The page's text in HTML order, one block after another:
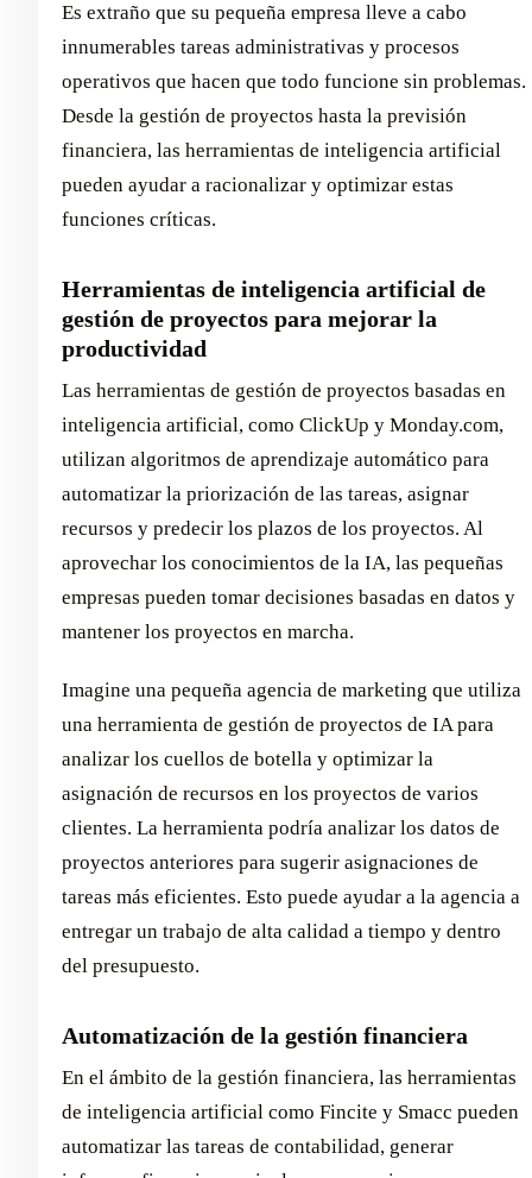
Es extraño que su pequeña empresa lleve a cabo
innumerables tareas administrativas y procesos
operativos que hacen que todo funcione sin problemas.
Desde la gestión de proyectos hasta la previsión
financiera, las herramientas de inteligencia artificial
pueden ayudar a racionalizar y optimizar estas
funciones críticas.
Herramientas de inteligencia artificial de
gestión de proyectos para mejorar la
productividad
Las herramientas de gestión de proyectos basadas en
inteligencia artificial, como ClickUp y Monday.com,
utilizan algoritmos de aprendizaje automático para
automatizar la priorización de las tareas, asignar
recursos y predecir los plazos de los proyectos. Al
aprovechar los conocimientos de la IA, las pequeñas
empresas pueden tomar decisiones basadas en datos y
mantener los proyectos en marcha.
Imagine una pequeña agencia de marketing que utiliza
una herramienta de gestión de proyectos de IA para
analizar los cuellos de botella y optimizar la
asignación de recursos en los proyectos de varios
clientes. La herramienta podría analizar los datos de
proyectos anteriores para sugerir asignaciones de
tareas más eficientes. Esto puede ayudar a la agencia a
entregar un trabajo de alta calidad a tiempo y dentro
del presupuesto.
Automatización de la gestión financiera
En el ámbito de la gestión financiera, las herramientas
de inteligencia artificial como Fincite y Smacc pueden
automatizar las tareas de contabilidad, generar